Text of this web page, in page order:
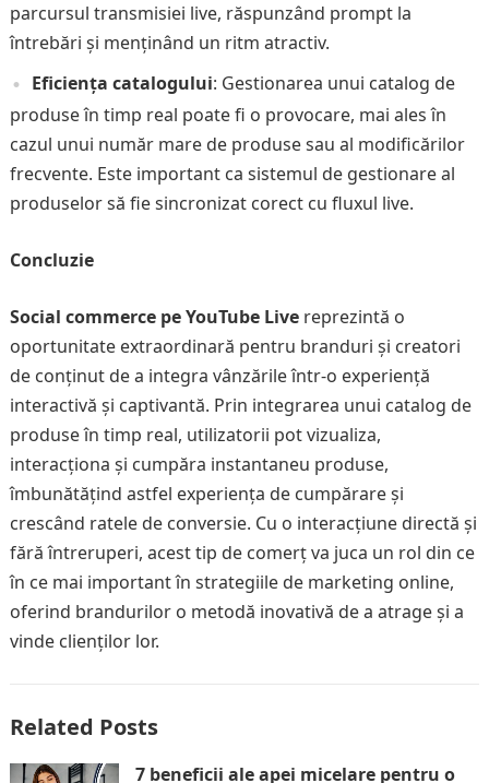
parcursul transmisiei live, răspunzând prompt la
întrebări și menținând un ritm atractiv.
Eficiența catalogului: Gestionarea unui catalog de
produse în timp real poate fi o provocare, mai ales în
cazul unui număr mare de produse sau al modificărilor
frecvente. Este important ca sistemul de gestionare al
produselor să fie sincronizat corect cu fluxul live.
Concluzie
Social commerce pe YouTube Livereprezintă o
oportunitate extraordinară pentru branduri și creatori
de conținut de a integra vânzările într-o experiență
interactivă și captivantă. Prin integrarea unui catalog de
produse în timp real, utilizatorii pot vizualiza,
interacționa și cumpăra instantaneu produse,
îmbunătățind astfel experiența de cumpărare și
crescând ratele de conversie. Cu o interacțiune directă și
fără întreruperi, acest tip de comerț va juca un rol din ce
în ce mai important în strategiile de marketing online,
oferind brandurilor o metodă inovativă de a atrage și a
vinde clienților lor.
Related Posts
7 beneficii ale apei micelare pentru o